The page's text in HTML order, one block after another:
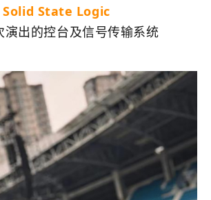
Solid State Logic
演出的控台及信号传输系统